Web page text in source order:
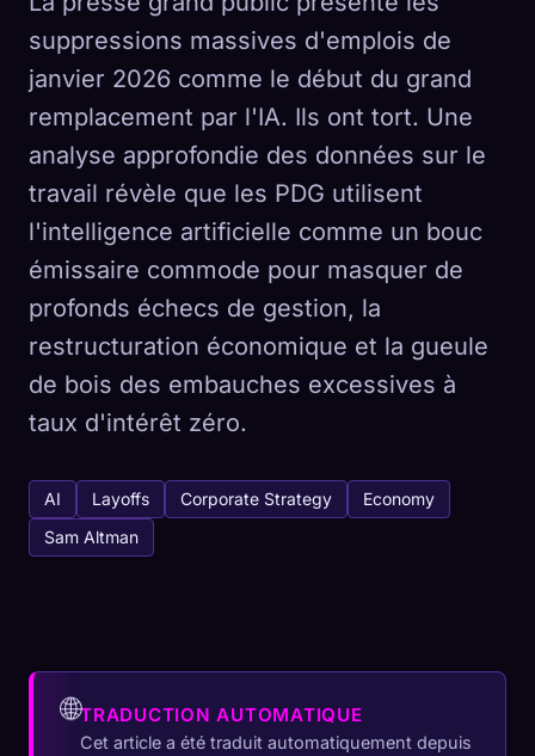
suppressions massives d'emplois de
janvier 2026 comme le début du grand
remplacement par l'IA. Ils ont tort. Une
analyse approfondie des données sur le
travail révèle que les PDG utilisent
l'intelligence artificielle comme un bouc
émissaire commode pour masquer de
profonds échecs de gestion, la
restructuration économique et la gueule
de bois des embauches excessives à
taux d'intérêt zéro.
AI Layoffs Corporate Strategy
Economy
Sam Altman
🌐TRADUCTION AUTOMATIQUE
Cet article a été traduit automatiquement depuis